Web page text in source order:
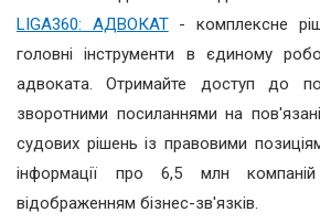
LIGA360: АДВОКАТ- комплексне
головні інструменти в єдиному
адвоката. Отримайте доступ до
зворотними посиланнями на
судових рішень із правовими
інформації про 6,5 млн
відображенням бізнес-зв'язків.